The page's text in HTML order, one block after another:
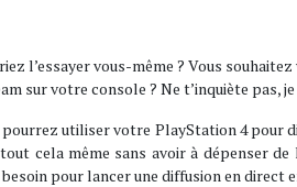
l’essayer vous-même ? Vous
sur votre console ? Ne t’inquiète pas,
pourrez utiliser votre PlayStation 4
cela même sans avoir à dépenser
pour lancer une diffusion en direct